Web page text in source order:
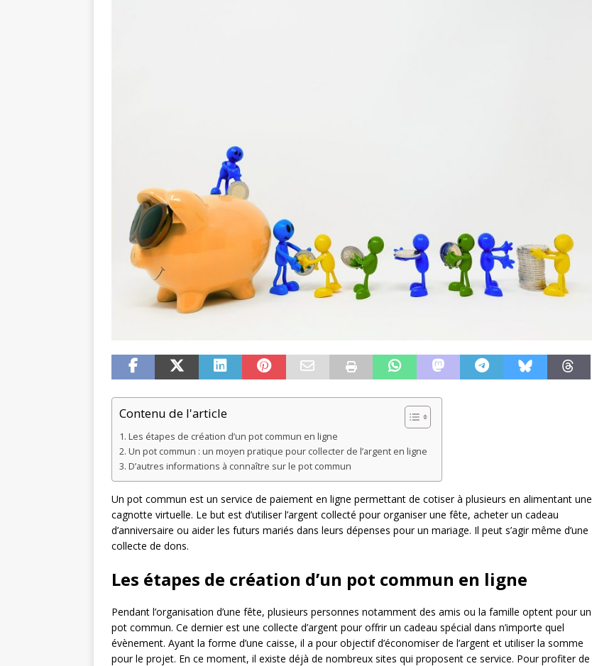
Contenu de l'article
Les étapes de création d’un pot commun en ligne
Un pot commun : un moyen pratique pour collecter de l’argent en ligne
D’autres informations à connaître sur le pot commun
Un pot commun est un service de paiement en ligne permettant de cotiser à plusieurs en alimentant une
cagnotte virtuelle. Le but est d’utiliser l’argent collecté pour organiser une fête, acheter un cadeau
d’anniversaire ou aider les futurs mariés dans leurs dépenses pour un mariage. Il peut s’agir même d’une
collecte de dons.
Les étapes de création d’un pot commun en ligne
Pendant l’organisation d’une fête, plusieurs personnes notamment des amis ou la famille optent pour un
pot commun. Ce dernier est une collecte d’argent pour offrir un cadeau spécial dans n’importe quel
évènement. Ayant la forme d’une caisse, il a pour objectif d’économiser de l’argent et utiliser la somme
pour le projet. En ce moment, il existe déjà de nombreux sites qui proposent ce service. Pour profiter de